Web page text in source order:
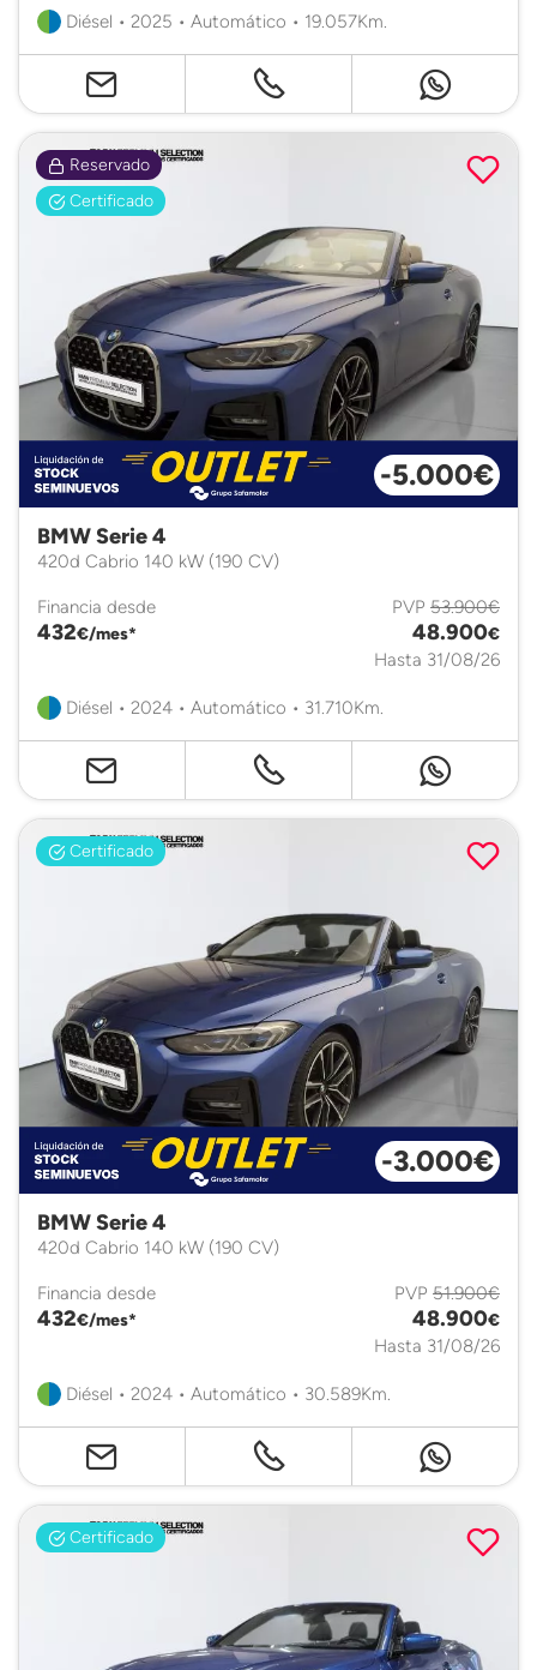
Diésel • 2025 • Automático • 19.057Km.
Reservado
Certificado
-5.000€
BMW Serie 4
420d Cabrio 140 kW (190 CV)
Financia desde
432€/mes*
PVP 53.900€
48.900€
Hasta 31/08/26
Diésel • 2024 • Automático • 31.710Km.
Certificado
-3.000€
BMW Serie 4
420d Cabrio 140 kW (190 CV)
Financia desde
432€/mes*
PVP 51.900€
48.900€
Hasta 31/08/26
Diésel • 2024 • Automático • 30.589Km.
Certificado